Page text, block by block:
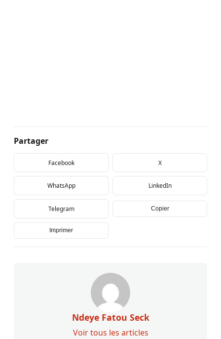
Partager
Facebook X
WhatsApp LinkedIn
Telegram Copier
Imprimer
Ndeye Fatou Seck
Voir tous les articles